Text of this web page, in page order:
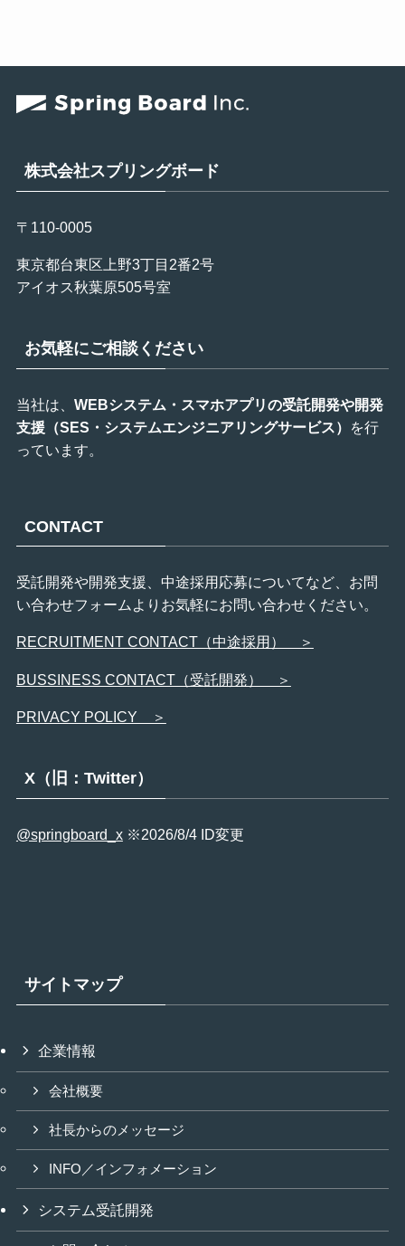
株式会社スプリングボード
〒110-0005
東京都台東区上野3丁目2番2号
アイオス秋葉原505号室
お気軽にご相談ください
当社は、 WEBシステム・スマホアプリの受託開発や開発
支援（SES・システムエンジニアリングサービス）
を行
っています。
CONTACT
受託開発や開発支援、中途採用応募についてなど、お問
い合わせフォームよりお気軽にお問い合わせください。
RECRUITMENT CONTACT（中途採用） ＞
BUSSINESS CONTACT（受託開発） ＞
PRIVACY POLICY ＞
X（旧：Twitter）
@springboard_x※2026/8/4 ID変更
サイトマップ
企業情報
会社概要
社長からのメッセージ
INFO／インフォメーション
システム受託開発